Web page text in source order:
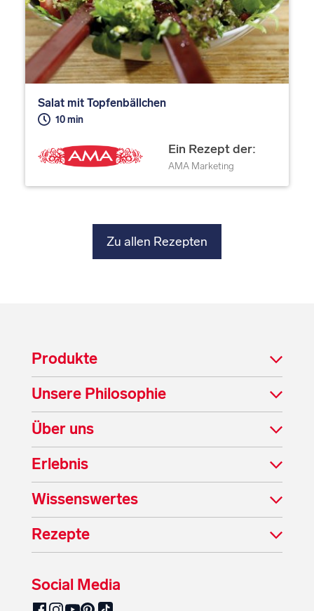
Salat mit Topfenbällchen
10 min
Ein Rezept der:
AMA Marketing
Zu allen Rezepten
Produkte
Unsere Philosophie
Über uns
Erlebnis
Wissenswertes
Rezepte
Social Media
SalzburgMilch auf Facebook
SalzburgMilch auf Instagram
SalzburgMilch auf YouTube
SalzburgMilch auf Pinterest
SalzburgMilch auf TikTok